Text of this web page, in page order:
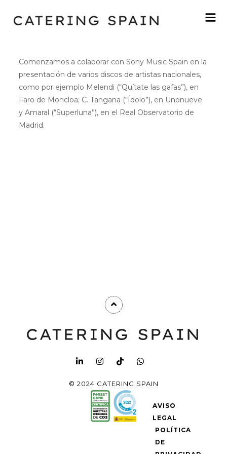
Comenzamos a colaborar con Sony Music Spain en la
presentación de varios discos de artistas nacionales,
como por ejemplo Melendi (“Quítate las gafas”), en
Faro de Moncloa; C. Tangana (“Ídolo”), en Unonueve
y Amaral (“Superluna”), en el Real Observatorio de
Madrid.
© 2024 CATERING SPAIN
AVISO
LEGAL
POLÍTICA
DE